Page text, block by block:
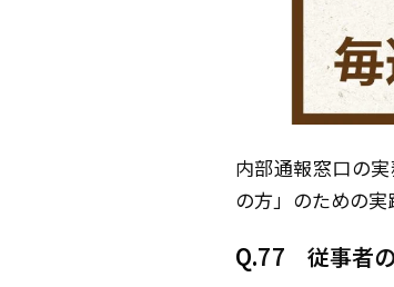
内部通報窓口の
の方」のための
Q.77 従事者